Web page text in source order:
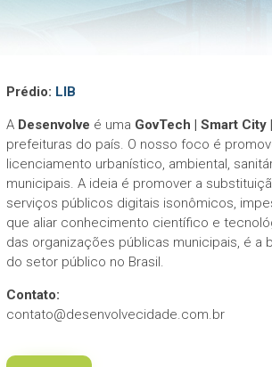
Prédio: LIB
A Desenvolve é uma GovTech | Smart City
prefeituras do país. O nosso foco é
licenciamento urbanístico, ambiental,
municipais. A ideia é promover a
serviços públicos digitais isonômicos,
que aliar conhecimento científico e
das organizações públicas municipais, é a
do setor público no Brasil.
Contato:
contato@desenvolvecidade.com.br